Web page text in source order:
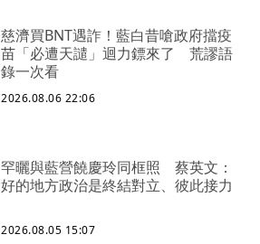
慈濟買BNT遇詐！藍白昔嗆政府擋疫
苗「必遭天譴」迴力鏢來了 荒謬語
錄一次看
2026.08.06 22:06
罕曬與藍營饒慶玲同框照 蔡英文：
好的地方政治是終結對立、彼此接力
2026.08.05 15:07